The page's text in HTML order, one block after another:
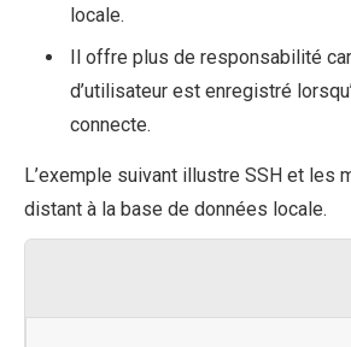
locale.
Il offre plus de responsabilité
d’utilisateur est enregistré
connecte.
L’exemple suivant illustre SSH et les
distant à la base de données locale.